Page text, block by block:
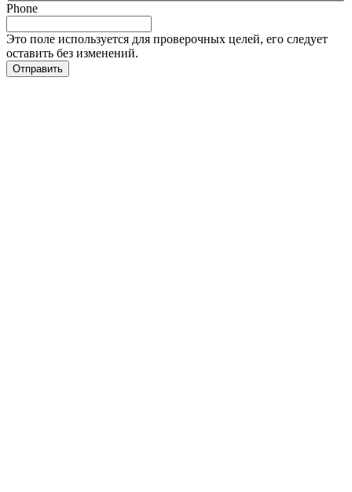
Phone
Это поле используется для проверочных целей, его следует
оставить без изменений.